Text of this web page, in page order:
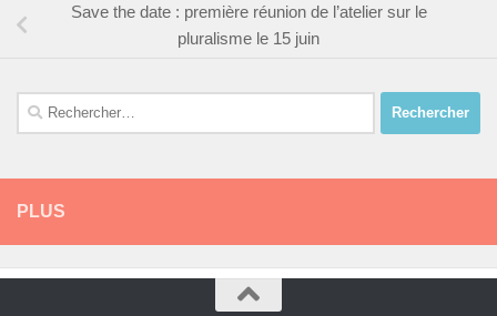
Save the date : première réunion de l’atelier sur le
pluralisme le 15 juin
Rechercher :
PLUS